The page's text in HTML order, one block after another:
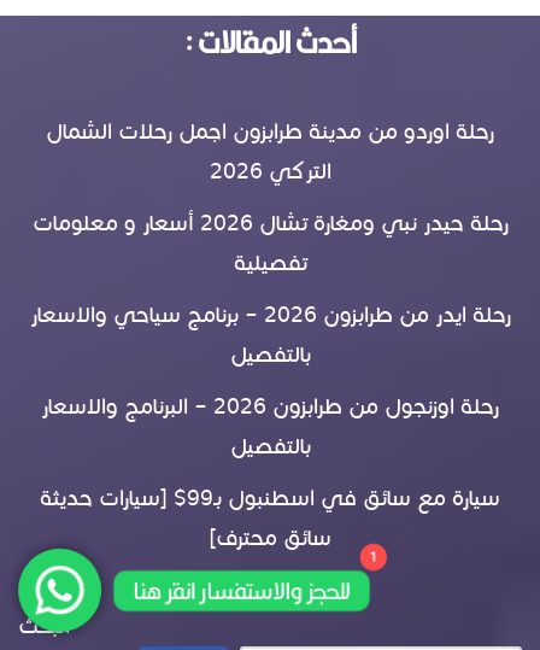
أحدث المقالات :
رحلة اوردو من مدينة طرابزون اجمل رحلات الشمال
التركي 2026
رحلة حيدر نبي ومغارة تشال 2026 أسعار و معلومات
تفصيلية
رحلة ايدر من طرابزون 2026 – برنامج سياحي والاسعار
بالتفصيل
رحلة اوزنجول من طرابزون 2026 – البرنامج والاسعار
بالتفصيل
سيارة مع سائق في اسطنبول بـ99$ [سيارات حديثة
سائق محترف]
البحث
1
للحجز والاستفسار انقر هنا